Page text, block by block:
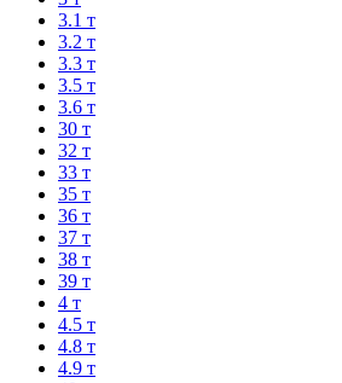
3.1 т
3.2 т
3.3 т
3.5 т
3.6 т
30 т
32 т
33 т
35 т
36 т
37 т
38 т
39 т
4 т
4.5 т
4.8 т
4.9 т